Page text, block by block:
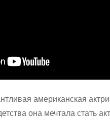
американская
она мечтала стать